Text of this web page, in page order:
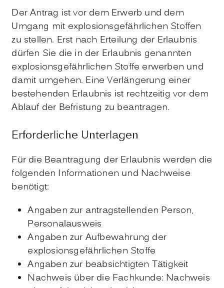
Der Antrag ist vor dem Erwerb und dem
Umgang mit explosionsgefährlichen Stoffen
zu stellen. Erst nach Erteilung der Erlaubnis
dürfen Sie die in der Erlaubnis genannten
explosionsgefährlichen Stoffe erwerben und
damit umgehen. Eine Verlängerung einer
bestehenden Erlaubnis ist rechtzeitig vor dem
Ablauf der Befristung zu beantragen.
Erforderliche Unterlagen
Für die Beantragung der Erlaubnis werden die
folgenden Informationen und Nachweise
benötigt:
Angaben zur antragstellenden Person,
Personalausweis
Angaben zur Aufbewahrung der
explosionsgefährlichen Stoffe
Angaben zur beabsichtigten Tätigkeit
Nachweis über die Fachkunde: Nachweis